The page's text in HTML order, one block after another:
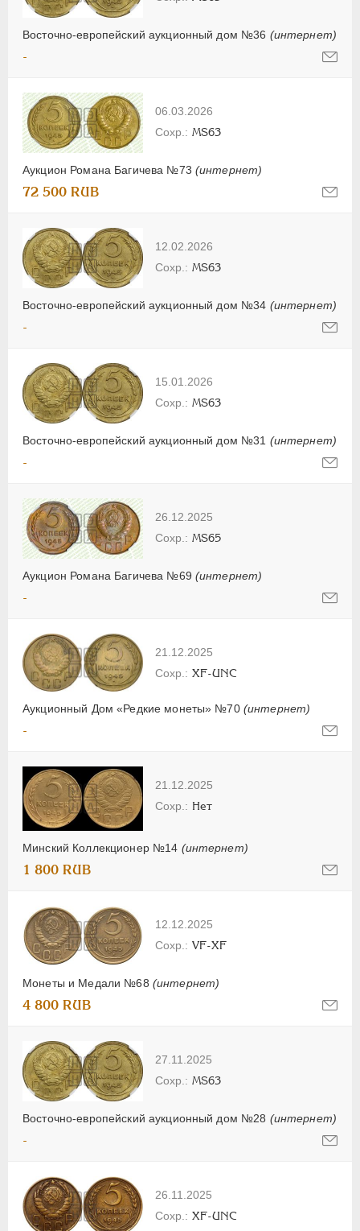
Восточно-европейский аукционный дом №36 (интернет)
-
06.03.2026
Аукцион Романа Багичева №73 (интернет)
MS63
72 500 RUB
12.02.2026
Восточно-европейский аукционный дом №34 (интернет)
MS63
-
15.01.2026
Восточно-европейский аукционный дом №31 (интернет)
MS63
-
26.12.2025
Аукцион Романа Багичева №69 (интернет)
MS65
-
21.12.2025
Аукционный Дом «Редкие монеты» №70 (интернет)
XF-UNC
-
21.12.2025
Минский Коллекционер №14 (интернет)
Нет
1 800 RUB
12.12.2025
Монеты и Медали №68 (интернет)
VF-XF
4 800 RUB
27.11.2025
Восточно-европейский аукционный дом №28 (интернет)
MS63
-
26.11.2025
XF-UNC